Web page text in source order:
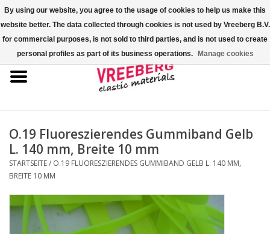
0 Artikel - €0,00
Startseite
Bunte Gummibänder
Gummispannseile
Palettenspanner
Kreuzgummibänder/X-Bands
O.19 Fluoreszierendes Gummiband Gelb
L. 140 mm, Breite 10 mm
STARTSEITE/ O.19 FLUORESZIERENDES GUMMIBAND GELB L. 140 MM,
BREITE 10 MM
By using our website, you agree to the usage of cookies to help us make this
website better. The data collected through cookies is not used by Vreeberg B.V.
for commercial purposes, is not sold to third parties, and is not used to create
personal profiles as part of its business operations.
Manage cookies